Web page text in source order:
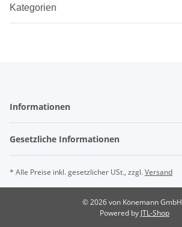
Kategorien
Informationen
Gesetzliche Informationen
* Alle Preise inkl. gesetzlicher USt., zzgl.Versand
© 2026 von Könemann GmbH
Powered by JTL-Shop